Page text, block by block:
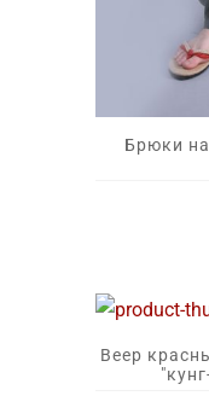
Брюки
Веер